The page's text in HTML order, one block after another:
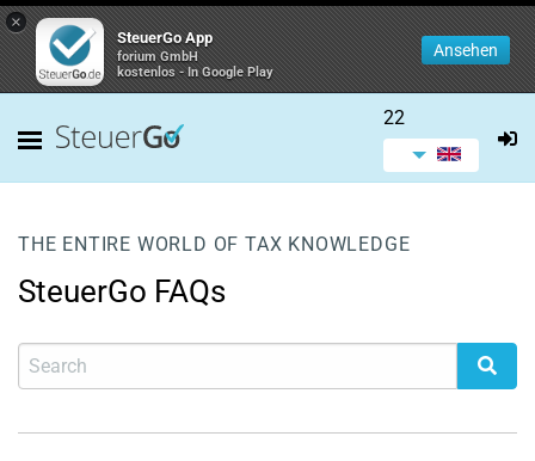
×
SteuerGo App
forium GmbH
kostenlos - In Google Play
Ansehen
22
THE ENTIRE WORLD OF TAX KNOWLEDGE
SteuerGo FAQs